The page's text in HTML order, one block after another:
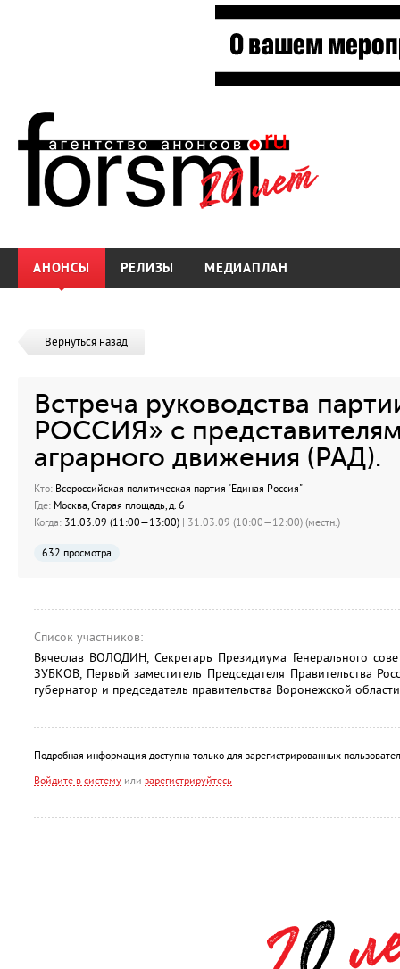
АНОНСЫ РЕЛИЗЫ МЕДИАПЛАН
Вернуться назад
Встреча руководства
РОССИЯ» с
аграрного движения (РАД).
Кто: Всероссийская политическая партия "Единая Россия"
Где: Москва, Старая площадь, д. 6
Когда: 31.03.09 (11:00—13:00) | 31.03.09 (10:00—12:00) (местн.)
632 просмотра
Список участников:
Вячеслав ВОЛОДИН, Секретарь Президиума Генерального
ЗУБКОВ, Первый заместитель Председателя Правительства
губернатор и председатель правительства Воронежской
Подробная информация доступна только для зарегистрированных
Войдите в систему или зарегистрируйтесь